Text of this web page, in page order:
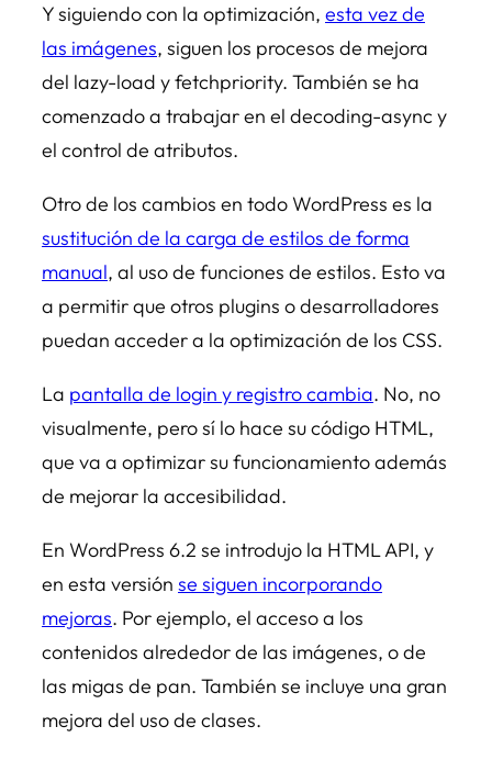
Y siguiendo con la optimización, esta vez de
las imágenes, siguen los procesos de mejora
del lazy-load y fetchpriority. También se ha
comenzado a trabajar en el decoding-async y
el control de atributos.
Otro de los cambios en todo WordPress es la
sustitución de la carga de estilos de forma
manual, al uso de funciones de estilos. Esto va
a permitir que otros plugins o desarrolladores
puedan acceder a la optimización de los CSS.
La pantalla de login y registro cambia. No, no
visualmente, pero sí lo hace su código HTML,
que va a optimizar su funcionamiento además
de mejorar la accesibilidad.
En WordPress 6.2 se introdujo la HTML API, y
en esta versión se siguen incorporando
mejoras. Por ejemplo, el acceso a los
contenidos alrededor de las imágenes, o de
las migas de pan. También se incluye una gran
mejora del uso de clases.